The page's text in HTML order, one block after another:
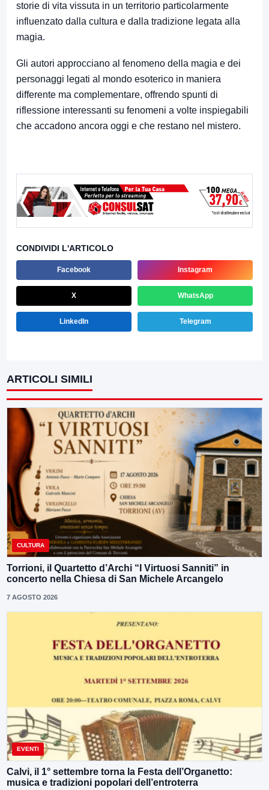
storie di vita vissuta in un territorio particolarmente
influenzato dalla cultura e dalla tradizione legata alla
magia.
Gli autori approcciano al fenomeno della magia e dei
personaggi legati al mondo esoterico in maniera
differente ma complementare, offrendo spunti di
riflessione interessanti su fenomeni a volte inspiegabili
che accadono ancora oggi e che restano nel mistero.
CONDIVIDI L'ARTICOLO
Facebook Instagram
X WhatsApp
LinkedIn Telegram
ARTICOLI SIMILI
CULTURA
Torrioni, il Quartetto d’Archi “I Virtuosi Sanniti” in
concerto nella Chiesa di San Michele Arcangelo
7 AGOSTO 2026
EVENTI
Calvi, il 1° settembre torna la Festa dell’Organetto:
musica e tradizioni popolari dell’entroterra